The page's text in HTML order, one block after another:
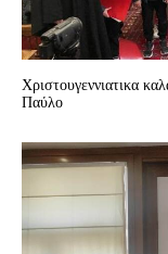
Χριστουγεννιατικα
Παύλο